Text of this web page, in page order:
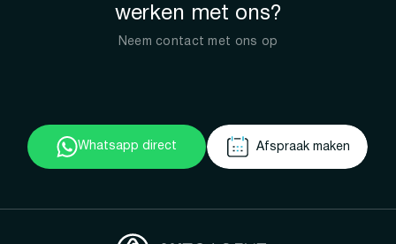
werken met ons?
Neem contact met ons op
Whatsapp direct Afspraak maken